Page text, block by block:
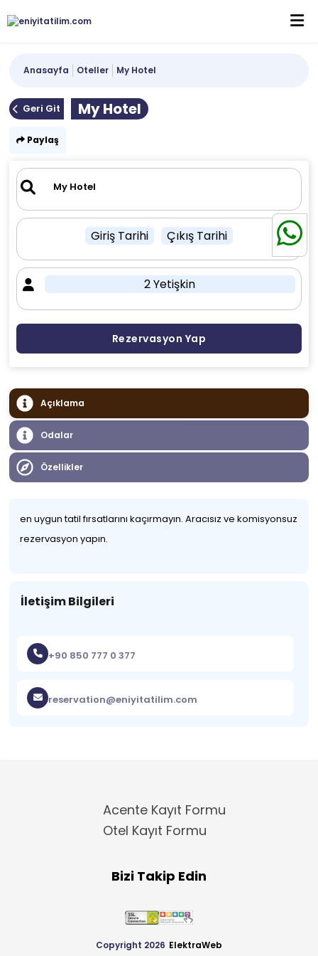
Anasayfa Oteller My Hotel
Geri Git My Hotel
Paylaş
Giriş Tarihi Çıkış Tarihi
2 Yetişkin
Rezervasyon Yap
Açıklama
Odalar
Özellikler
en uygun tatil fırsatlarını kaçırmayın. Aracısız ve komisyonsuz
rezervasyon yapın.
İletişim Bilgileri
+90 850 777 0 377
reservation@eniyitatilim.com
Acente Kayıt Formu
Otel Kayıt Formu
Bizi Takip Edin
Copyright 2026 ElektraWeb